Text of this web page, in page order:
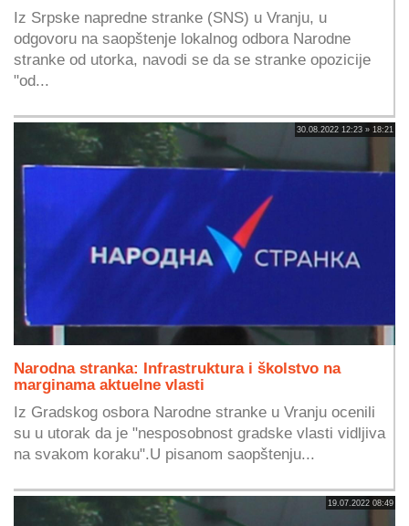
Iz Srpske napredne stranke (SNS) u Vranju, u
odgovoru na saopštenje lokalnog odbora Narodne
stranke od utorka, navodi se da se stranke opozicije
"od...
30.08.2022 12:23 » 18:21
Narodna stranka: Infrastruktura i školstvo na
marginama aktuelne vlasti
Iz Gradskog osbora Narodne stranke u Vranju ocenili
su u utorak da je "nesposobnost gradske vlasti vidljiva
na svakom koraku".U pisanom saopštenju...
19.07.2022 08:49